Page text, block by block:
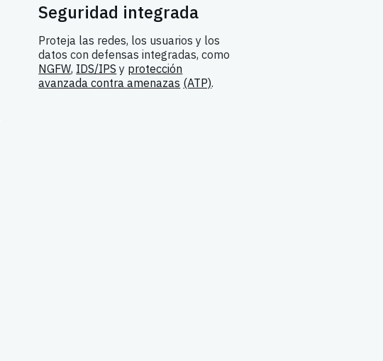
Seguridad integrada
Proteja las redes, los usuarios y los
datos con defensas integradas, como
NGFW, IDS/IPS y protección
avanzada contra amenazas (ATP).